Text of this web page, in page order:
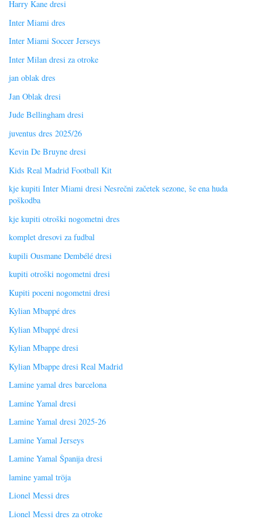
Harry Kane dresi
Inter Miami dres
Inter Miami Soccer Jerseys
Inter Milan dresi za otroke
jan oblak dres
Jan Oblak dresi
Jude Bellingham dresi
juventus dres 2025/26
Kevin De Bruyne dresi
Kids Real Madrid Football Kit
kje kupiti Inter Miami dresi Nesrečni začetek sezone, še ena huda
poškodba
kje kupiti otroški nogometni dres
komplet dresovi za fudbal
kupili Ousmane Dembélé dresi
kupiti otroški nogometni dresi
Kupiti poceni nogometni dresi
Kylian Mbappé dres
Kylian Mbappé dresi
Kylian Mbappe dresi
Kylian Mbappe dresi Real Madrid
Lamine yamal dres barcelona
Lamine Yamal dresi
Lamine Yamal dresi 2025-26
Lamine Yamal Jerseys
Lamine Yamal Španija dresi
lamine yamal tröja
Lionel Messi dres
Lionel Messi dres za otroke